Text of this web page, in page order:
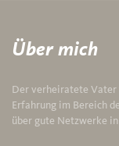
Über mich
Der verheiratete Vater
Erfahrung im Bereich
über gute Netzwerke